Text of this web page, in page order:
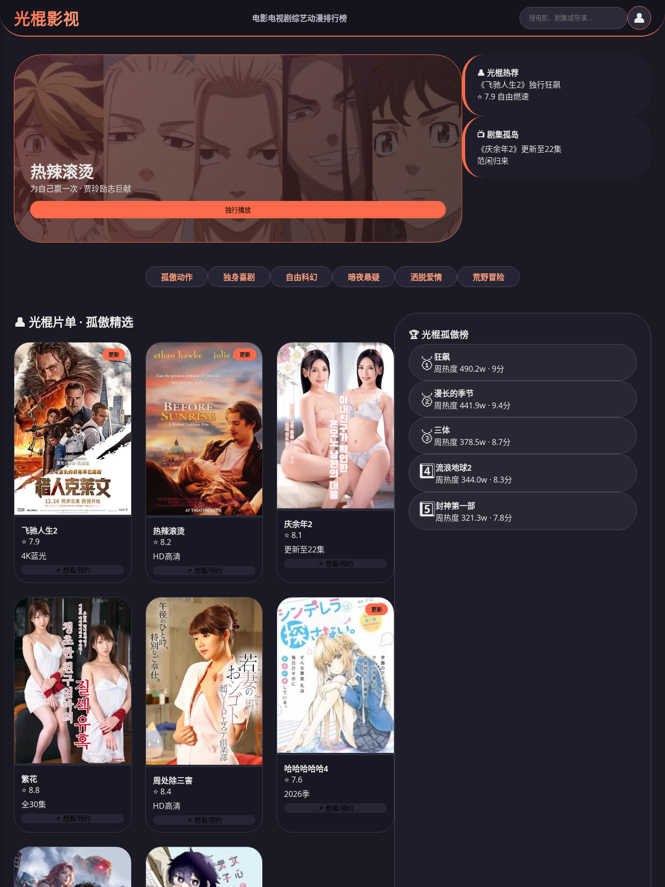
光棍影视 电影电视剧综艺动漫排行榜 👤
热辣滚烫
为自己赢一次 · 贾玲励志巨献
独行播放
👤 光棍热荐
《飞驰人生2》独行狂飙
⭐ 7.9 自由燃速
📺 剧集孤岛
《庆余年2》更新至22集
范闲归来
孤傲动作 独身喜剧 自由科幻 暗夜悬疑 洒脱爱情 荒野冒险
👤 光棍片单 · 孤傲精选
更新
飞驰人生2
⭐ 7.9
4K蓝光
📌 想看/预约
更新
热辣滚烫
⭐ 8.2
HD高清
📌 想看/预约
庆余年2
⭐ 8.1
更新至22集
📌 想看/预约
繁花
⭐ 8.8
全30集
📌 想看/预约
周处除三害
⭐ 8.4
HD高清
📌 想看/预约
更新
哈哈哈哈哈4
⭐ 7.6
2026季
📌 想看/预约
🏆 光棍孤傲榜
🥇狂飙
周热度 490.2w · 9分
🥈漫长的季节
周热度 441.9w · 9.4分
🥉三体
周热度 378.5w · 8.7分
4️⃣流浪地球2
周热度 344.0w · 8.3分
5️⃣封神第一部
周热度 321.3w · 7.8分